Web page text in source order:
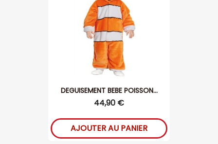
DEGUISEMENT BEBE POISSON...
44,90 €
AJOUTER AU PANIER